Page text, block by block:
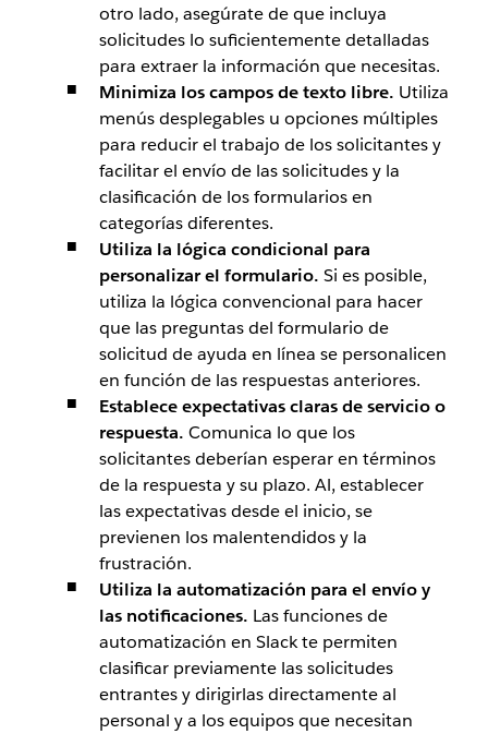
otro lado, asegúrate de que incluya
solicitudes lo suficientemente detalladas
para extraer la información que necesitas.
Minimiza los campos de texto libre. Utiliza
menús desplegables u opciones múltiples
para reducir el trabajo de los solicitantes y
facilitar el envío de las solicitudes y la
clasificación de los formularios en
categorías diferentes.
Utiliza la lógica condicional para
personalizar el formulario. Si es posible,
utiliza la lógica convencional para hacer
que las preguntas del formulario de
solicitud de ayuda en línea se personalicen
en función de las respuestas anteriores.
Establece expectativas claras de servicio o
respuesta. Comunica lo que los
solicitantes deberían esperar en términos
de la respuesta y su plazo. Al, establecer
las expectativas desde el inicio, se
previenen los malentendidos y la
frustración.
Utiliza la automatización para el envío y
las notificaciones. Las funciones de
automatización en Slack te permiten
clasificar previamente las solicitudes
entrantes y dirigirlas directamente al
personal y a los equipos que necesitan